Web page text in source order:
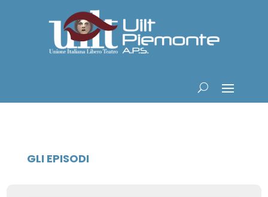
GLI EPISODI